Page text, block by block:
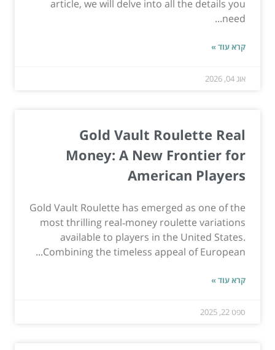
article, we will delve into all the details you
need...
קרא עוד »
אוג 04, 2026
Gold Vault Roulette Real
Money: A New Frontier for
American Players
Gold Vault Roulette has emerged as one of the
most thrilling real‑money roulette variations
available to players in the United States.
Combining the timeless appeal of European...
קרא עוד »
ספט 22, 2025